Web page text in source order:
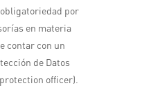
por
en materia
contar con un
de Datos
officer).